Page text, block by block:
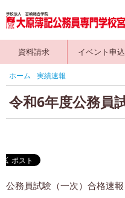
資料請求 イベント申込
ホーム 実績速報
令和6年度公務員
公務員試験（一次）合格速